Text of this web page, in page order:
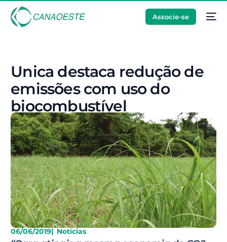
Associe-se
Unica destaca redução de
emissões com uso do
biocombustível
06/06/2019| Notícias